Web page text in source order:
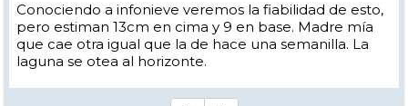
Conociendo a infonieve veremos la fiabilidad de esto,
pero estiman 13cm en cima y 9 en base. Madre mía
que cae otra igual que la de hace una semanilla. La
laguna se otea al horizonte.